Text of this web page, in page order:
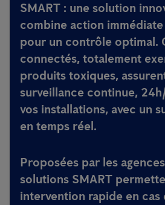
SMART : une solution
combine action
pour un contrôle optimal.
connectés, totalement
produits toxiques,
surveillance continue,
vos installations, avec un
en temps réel.
Proposées par les
solutions SMART
intervention rapide en